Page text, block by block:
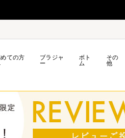
【重
ての方
ブラジャ
ー
ボト
ム
その
他